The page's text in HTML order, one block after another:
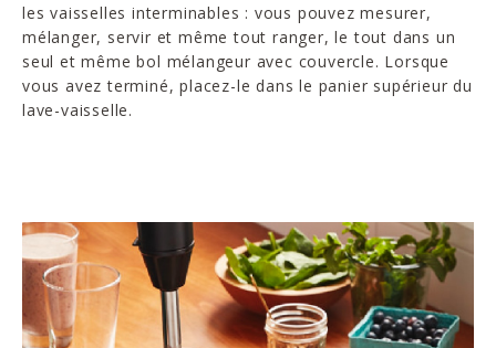
les vaisselles interminables : vous pouvez mesurer,
mélanger, servir et même tout ranger, le tout dans un
seul et même bol mélangeur avec couvercle. Lorsque
vous avez terminé, placez-le dans le panier supérieur du
lave-vaisselle.